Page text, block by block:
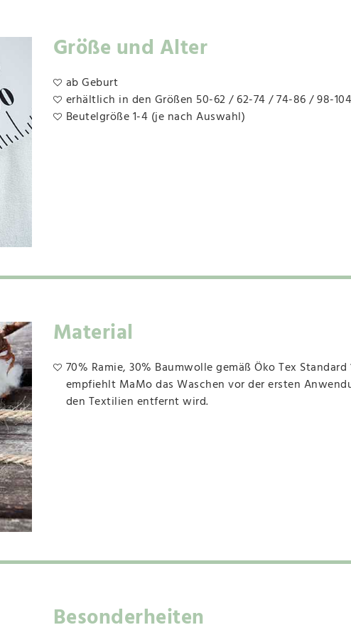
Größe und Alter
ab Geburt
erhältlich in den Größen 50-62 / 62-74 / 74-86 / 98-
Beutelgröße 1-4 (je nach Auswahl)
Material
70% Ramie, 30% Baumwolle gemäß Öko Tex
empfiehlt MaMo das Waschen vor der ersten
den Textilien entfernt wird.